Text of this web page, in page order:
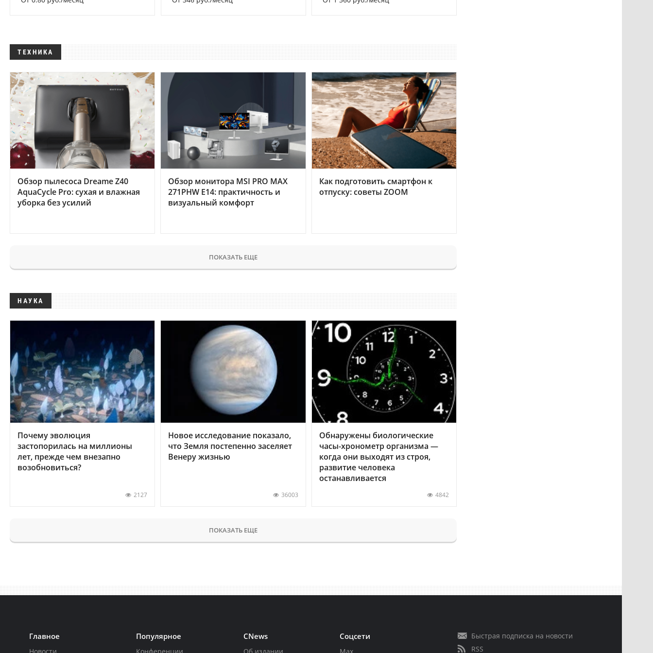
ТЕХНИКА
Обзор пылесоса Dreame Z40
AquaCycle Pro: сухая и влажная
уборка без усилий
Обзор монитора MSI PRO MAX
271PHW E14: практичность и
визуальный комфорт
Как подготовить смартфон к
отпуску: советы ZOOM
ПОКАЗАТЬ ЕЩЕ
НАУКА
Почему эволюция
застопорилась на миллионы
лет, прежде чем внезапно
возобновиться?
2127
Новое исследование показало,
что Земля постепенно заселяет
Венеру жизнью
36003
Обнаружены биологические
часы-хронометр организма —
когда они выходят из строя,
развитие человека
останавливается
4842
ПОКАЗАТЬ ЕЩЕ
Главное Популярное CNews Соцсети
Быстрая подписка на новости
RSS